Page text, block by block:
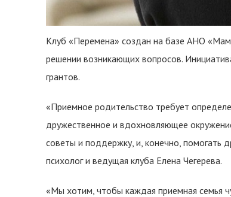
Клуб «Перемена» создан на базе АНО
решении возникающих вопросов.
грантов.
«Приемное родительство требует
дружественное и вдохновляющее
советы и поддержку, и, конечно, помогать
психолог и ведущая клуба Елена Чегерева.
«Мы хотим, чтобы каждая приемная семья